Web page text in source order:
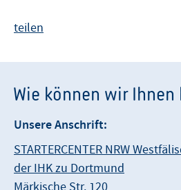
teilen
Wie können wir Ihnen
Unsere Anschrift:
STARTERCENTER NRW
der IHK zu Dortmund